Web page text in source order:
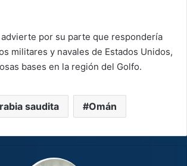
por su parte que respondería
militares y navales de Estados Unidos,
bases en la región del Golfo.
saudita Omán